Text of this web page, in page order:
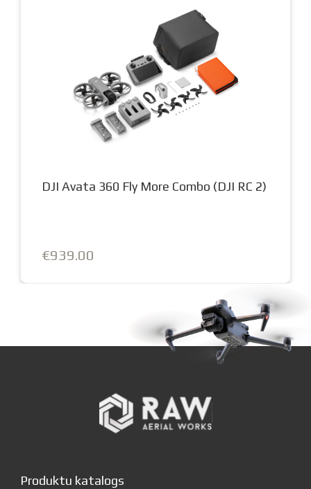
DJI Avata 360 Fly More Combo (DJI RC 2)
€939.00
Produktu katalogs